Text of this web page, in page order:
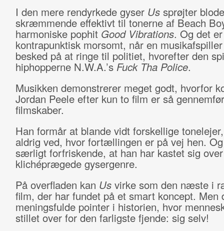
I den mere rendyrkede gyser Ussprøjter
skræmmende effektivt til tonerne af Beach
harmoniske pophit Good Vibrations. Og det er
kontrapunktisk morsomt, når en
besked på at ringe til politiet, hvorefter den
hiphopperne N.W.A.’s Fuck Tha Police.
Musikken demonstrerer meget godt, hvorfor
Jordan Peele efter kun to film er så
filmskaber.
Han formår at blande vidt forskellige
aldrig ved, hvor fortællingen er på vej hen.
særligt forfriskende, at han har kastet sig
klichéprægede gysergenre.
På overfladen kan Usvirke som den næste i
film, der har fundet på et smart koncept. Men
meningsfulde pointer i historien, hvor
stillet over for den farligste fjende: sig selv!